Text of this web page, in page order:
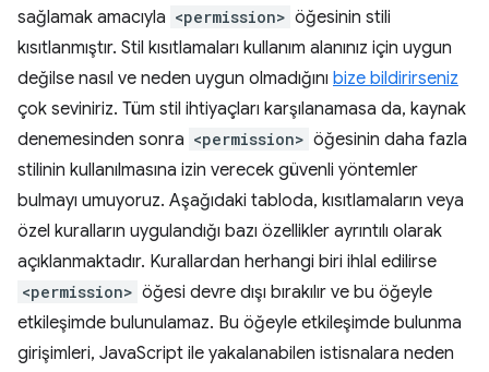
sağlamak amacıyla <permission> öğesinin stili
kısıtlanmıştır. Stil kısıtlamaları kullanım alanınız için uygun
değilse nasıl ve neden uygun olmadığını bize bildirirseniz
çok seviniriz. Tüm stil ihtiyaçları karşılanamasa da, kaynak
denemesinden sonra <permission> öğesinin daha fazla
stilinin kullanılmasına izin verecek güvenli yöntemler
bulmayı umuyoruz. Aşağıdaki tabloda, kısıtlamaların veya
özel kuralların uygulandığı bazı özellikler ayrıntılı olarak
açıklanmaktadır. Kurallardan herhangi biri ihlal edilirse
<permission> öğesi devre dışı bırakılır ve bu öğeyle
etkileşimde bulunulamaz. Bu öğeyle etkileşimde bulunma
girişimleri, JavaScript ile yakalanabilen istisnalara neden